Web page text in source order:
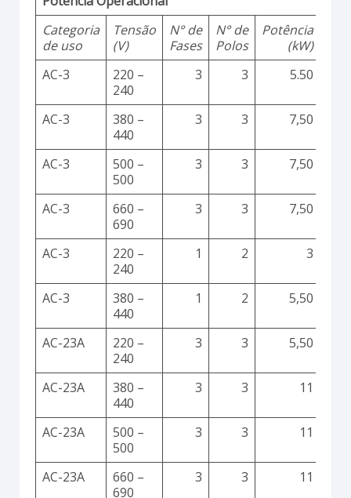
Categoria
de uso
Tensão
(V)
N° de
Fases
N° de
Polos
Potência
(kW)
AC-3
220 –
240
3 3 5.50
AC-3
380 –
440
3 3 7,50
AC-3
500 –
500
3 3 7,50
AC-3
660 –
690
3 3 7,50
AC-3
220 –
240
1 2 3
AC-3
380 –
440
1 2 5,50
AC-23A
220 –
240
3 3 5,50
AC-23A
380 –
440
3 3 11
AC-23A
500 –
500
3 3 11
AC-23A
660 –
690
3 3 11